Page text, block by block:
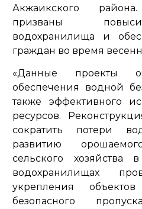
Акжаикского
призваны
водохранилища и
граждан во время
«Данные проекты
обеспечения водной
также эффективного
ресурсов.
сократить потери
развитию
сельского
водохранилищах
укрепления
безопасного